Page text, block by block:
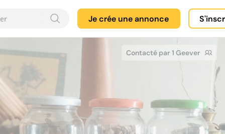
Je crée une annonce
Contacté par 1 Geever